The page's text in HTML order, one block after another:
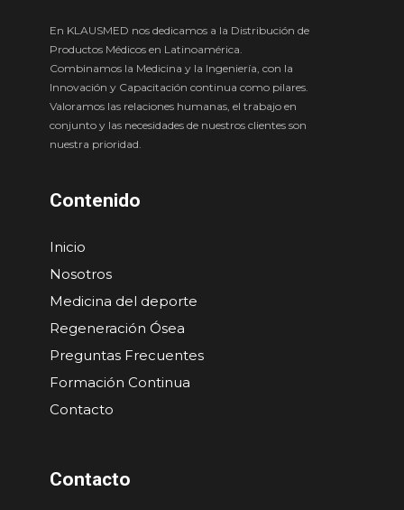
En KLAUSMED nos dedicamos a la Distribución de
Productos Médicos en Latinoamérica.
Combinamos la Medicina y la Ingeniería, con la
Innovación y Capacitación continua como pilares.
Valoramos las relaciones humanas, el trabajo en
conjunto y las necesidades de nuestros clientes son
nuestra prioridad.
Contenido
Inicio
Nosotros
Medicina del deporte
Regeneración Ósea
Preguntas Frecuentes
Formación Continua
Contacto
Contacto